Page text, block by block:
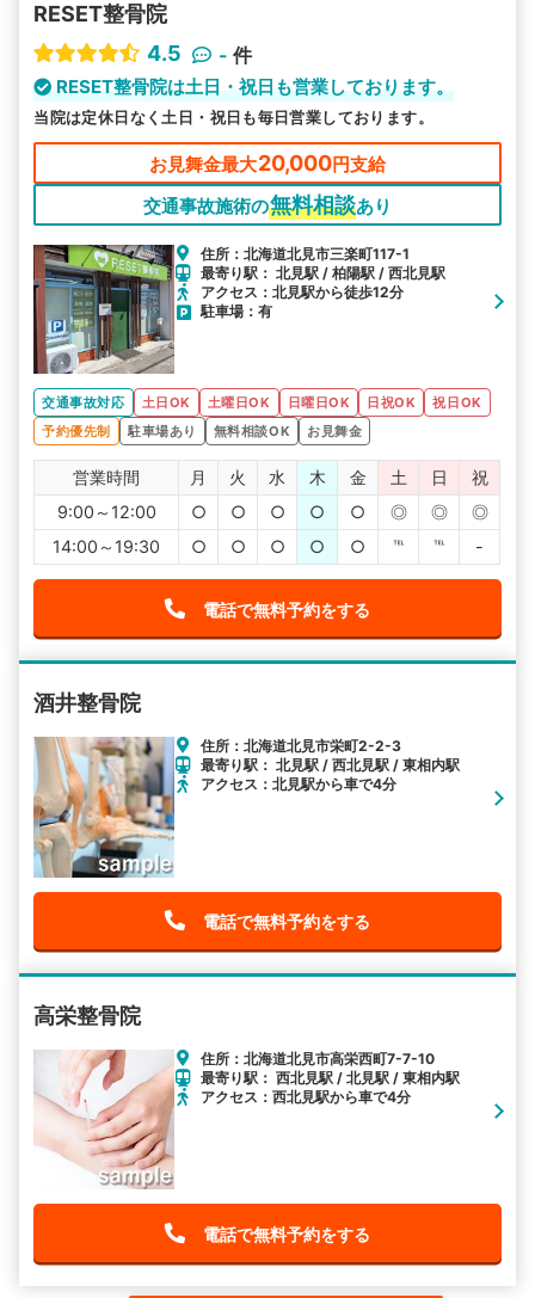
駅から探す 院名から探す
RESET整骨院
4.5
- 件
RESET整骨院は土日・祝日も営業しております。
当院は定休日なく土日・祝日も毎日営業しております。
お見舞金最大20,000円支給
交通事故施術の無料相談あり
住所：北海道北見市三楽町117-1
最寄り駅： 北見駅 / 柏陽駅 / 西北見駅
アクセス：北見駅から徒歩12分
駐車場：有
交通事故対応 土日OK 土曜日OK 日曜日OK 日祝OK
祝日OK
予約優先制
駐車場あり 無料相談OK お見舞金
営業時間 月 火 水 木 金 土 日
祝
9:00～12:00
○ ○ ○ ○ ○ ◎ ◎
◎
14:00～19:30
○ ○ ○ ○ ○ ℡ ℡ -
電話で無料予約をする
酒井整骨院
住所：北海道北見市栄町2-2-3
最寄り駅： 北見駅 / 西北見駅 / 東相内駅
アクセス：北見駅から車で4分
電話で無料予約をする
高栄整骨院
住所：北海道北見市高栄西町7-7-10
最寄り駅： 西北見駅 / 北見駅 / 東相内駅
アクセス：西北見駅から車で4分
電話で無料予約をする